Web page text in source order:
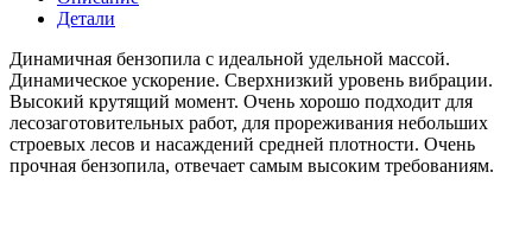
Детали
Динамичная бензопила с идеальной удельной массой.
Динамическое ускорение. Сверхнизкий уровень вибрации.
Высокий крутящий момент. Очень хорошо подходит для
лесозаготовительных работ, для прореживания небольших
строевых лесов и насаждений средней плотности. Очень
прочная бензопила, отвечает самым высоким требованиям.